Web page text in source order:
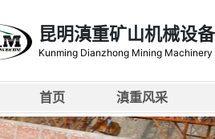
昆明滇重矿山机械设
Kunming Dianzhong Mining Machinery
首页 滇重风采